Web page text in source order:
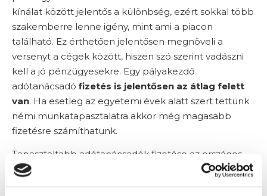
kínálat között jelentős a különbség, ezért sokkal több
szakemberre lenne igény, mint ami a piacon
található. Ez érthetően jelentősen megnöveli a
versenyt a cégek között, hiszen szó szerint vadászni
kell a jó pénzügyesekre. Egy pályakezdő
adótanácsadó fizetés is jelentősen az átlag felett
van. Ha esetleg az egyetemi évek alatt szert tettünk
némi munkatapasztalatra akkor még magasabb
fizetésre számíthatunk.
Tapasztaltabb adótanácsadók fizetése az országos
átlag háromszorosa is lehet. Természetesen ezek a
fizetések cégenként eltérőek lehetnek ugyanígy